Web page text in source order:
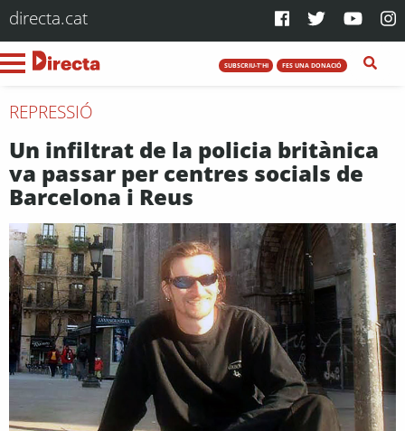
directa.cat
SUBSCRIU-T'HI FES UNA DONACIÓ
REPRESSIÓ
Un infiltrat de la policia britànica
va passar per centres socials de
Barcelona i Reus